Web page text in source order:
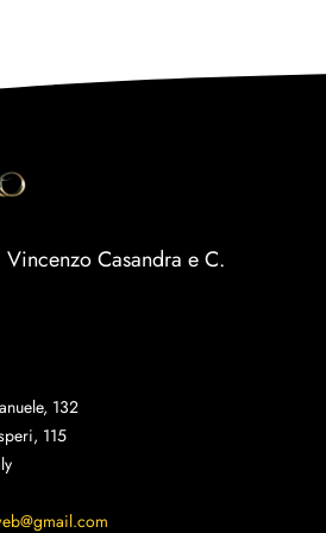
Casandra e C.
132
115